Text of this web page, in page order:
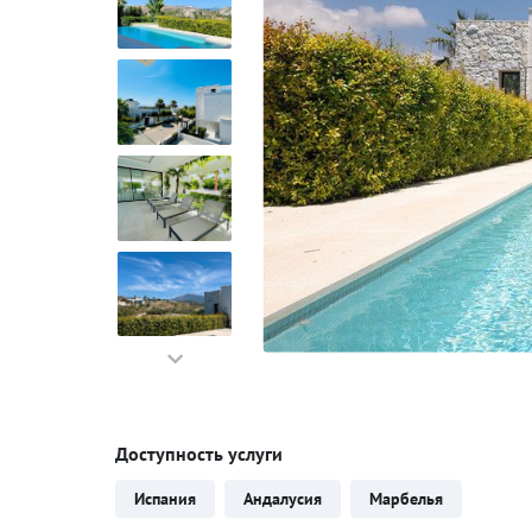
Доступность услуги
Испания Андалусия Марбелья